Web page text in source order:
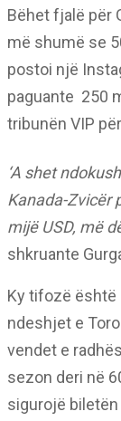
Bëhet fjalë për
më shumë se
postoi një
paguante 250
tribunën VIP
‘A shet
Kanada-Zvicër
mijë USD, më
shkruante
Ky tifozë është
ndeshjet e
vendet e
sezon deri në
sigurojë